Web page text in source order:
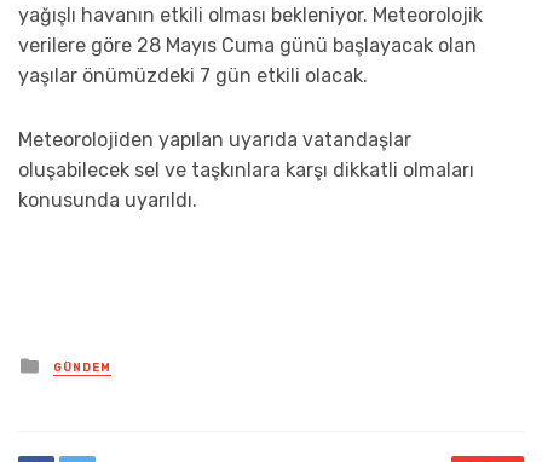
yağışlı havanın etkili olması bekleniyor. Meteorolojik
verilere göre 28 Mayıs Cuma günü başlayacak olan
yaşılar önümüzdeki 7 gün etkili olacak.
Meteorolojiden yapılan uyarıda vatandaşlar
oluşabilecek sel ve taşkınlara karşı dikkatli olmaları
konusunda uyarıldı.
Posted
in
GÜNDEM